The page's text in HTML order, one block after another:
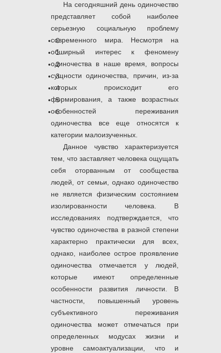
0
1
2
3
4
5
6
На сегодняшний день одиночество
представляет собой наиболее
серьезную социальную проблему
современного мира. Несмотря на
обширный интерес к феномену
одиночества в наше время, вопросы
сущности одиночества, причин, из-за
которых происходит его
формирования, а также возрастных
особенностей переживания
одиночества все еще относятся к
категории малоизученных.
Данное чувство характеризуется
тем, что заставляет человека ощущать
себя оторванным от сообщества
людей, от семьи, однако одиночество
не является физическим состоянием
изолированности человека. В
исследованиях подтверждается, что
чувство одиночества в разной степени
характерно практически для всех,
однако, наиболее острое проявление
одиночества отмечается у людей,
которые имеют определенные
особенности развития личности. В
частности, повышенный уровень
субъективного переживания
одиночества может отмечаться при
определенных модусах жизни и
уровне самоактуализации, что и